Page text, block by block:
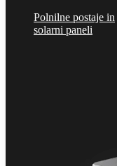
Polnilne postaje in
solarni paneli